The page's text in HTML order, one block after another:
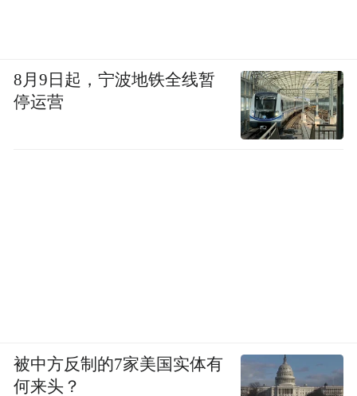
8月9日起，宁波地铁全线暂
停运营
被中方反制的7家美国实体有
何来头？